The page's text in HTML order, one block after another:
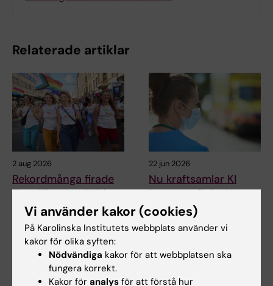
Relaterade artiklar
2 aug 2026
Rekordmånga firade
lika villkor med KI i
Prideparaden
Sensommarsolen värmde över
Stockholm när Karolinska
Institutet deltog i…
22 jun 2026
Nu kraftsamlar KI
inom medicinsk
beredskap
KI gör en strategisk satsning
på området medicinsk
Vi använder kakor (cookies)
På Karolinska Institutets webbplats använder vi
kakor för olika syften:
Nödvändiga kakor för att webbplatsen ska
fungera korrekt.
Kakor för analys för att förstå hur